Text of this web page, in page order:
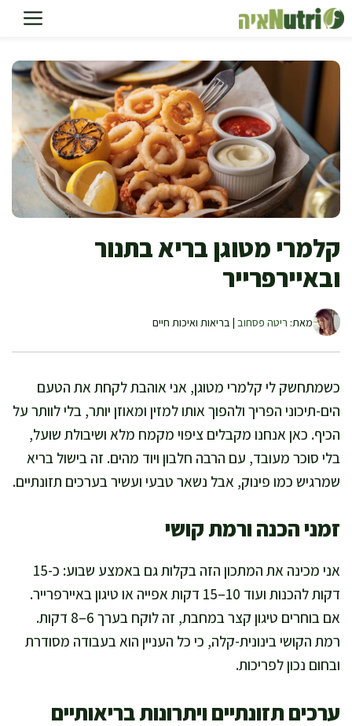
לדלג
לתוכן
קלמרי מטוגן בריא בתנור
ובאיירפרייר
מאת: ריטה פסחוב | בריאות ואיכות חיים
כשמתחשק לי קלמרי מטוגן, אני אוהבת לקחת את הטעם
הים-תיכוני הפריך ולהפוך אותו למזין ומאוזן יותר, בלי לוותר על
הכיף. כאן אנחנו מקבלים ציפוי מקמח מלא ושיבולת שועל,
בלי סוכר מעובד, עם הרבה חלבון ויוד מהים. זה בישול בריא
שמרגיש כמו פינוק, אבל נשאר טבעי ועשיר בערכים תזונתיים.
זמני הכנה ורמת קושי
אני מכינה את המתכון הזה בקלות גם באמצע שבוע: כ-15
דקות להכנות ועוד 10–15 דקות אפייה או טיגון באיירפרייר.
אם בוחרים טיגון קצר במחבת, זה לוקח בערך 6–8 דקות.
רמת הקושי בינונית-קלה, כי כל העניין הוא בעבודה מסודרת
ובחום נכון לפריכות.
ערכים תזונתיים ויתרונות בריאותיים